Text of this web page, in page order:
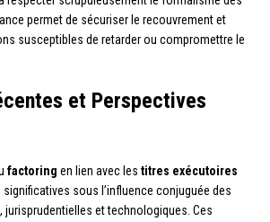
permet de sécuriser le recouvrement et
susceptibles de retarder ou compromettre le
et Perspectives
factoring en lien avec les titres exécutoires
sous l’influence conjuguée des
et technologiques. Ces